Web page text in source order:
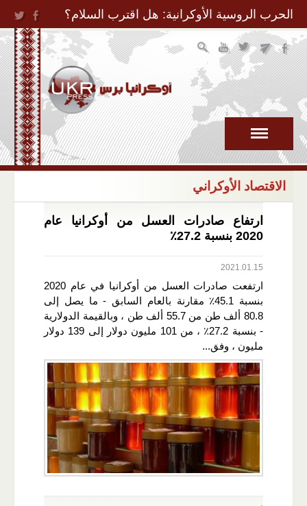
Jump to Navigation
الحرب الروسية الأوكرانية: هل اقترب السلام؟
الاقتصاد الأوكراني
ارتفاع صادرات العسل من أوكرانيا عام
2020 بنسبة 27.2٪
2021.01.15
ارتفعت صادرات العسل من أوكرانيا في عام 2020
بنسبة 45.1٪ مقارنة بالعام السابق - ما يصل إلى
80.8 ألف طن من 55.7 ألف طن ، وبالقيمة الدولارية
- بنسبة 27.2٪ ، من 101 مليون دولار إلى 139 دولار
مليون ، وفق...